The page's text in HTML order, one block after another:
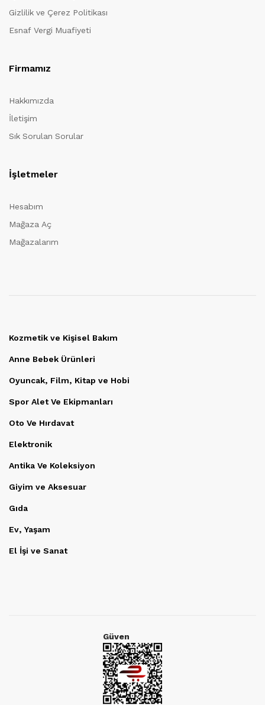
Gizlilik ve Çerez Politikası
Esnaf Vergi Muafiyeti
Firmamız
Hakkımızda
İletişim
Sık Sorulan Sorular
İşletmeler
Hesabım
Mağaza Aç
Mağazalarım
Kozmetik ve Kişisel Bakım
Anne Bebek Ürünleri
Oyuncak, Film, Kitap ve Hobi
Spor Alet Ve Ekipmanları
Oto Ve Hırdavat
Elektronik
Antika Ve Koleksiyon
Giyim ve Aksesuar
Gıda
Ev, Yaşam
El İşi ve Sanat
Güven